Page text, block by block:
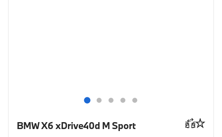
BMW X6 xDrive40d M Sport